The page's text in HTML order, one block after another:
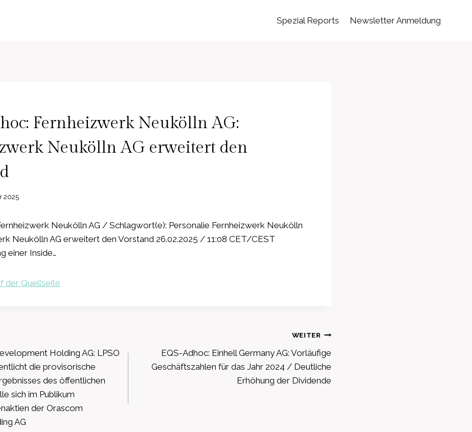
Spezial Reports Newsletter Anmeldung
Fernheizwerk Neukölln AG:
Neukölln AG erweitert den
2025
Neukölln AG / Schlagwort(e): Personalie Fernheizwerk Neukölln
Neukölln AG erweitert den Vorstand 26.02.2025 / 11:08 CET/CEST
einer Inside…
der Quellseite
Holding AG: LPSO
die provisorische
des öffentlichen
sich im Publikum
der Orascom
AG
WEITER
EQS-Adhoc: Einhell Germany AG: Vorläufige
Geschäftszahlen für das Jahr 2024 / Deutliche
Erhöhung der Dividende